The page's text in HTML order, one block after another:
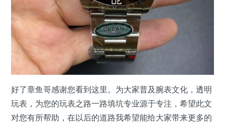
好了章鱼哥感谢您看到这里。为大家普及腕表文化，透明
玩表，为您的玩表之路一路填坑专业源于专注，希望此文
对您有所帮助，在以后的道路我希望能给大家带来更多的